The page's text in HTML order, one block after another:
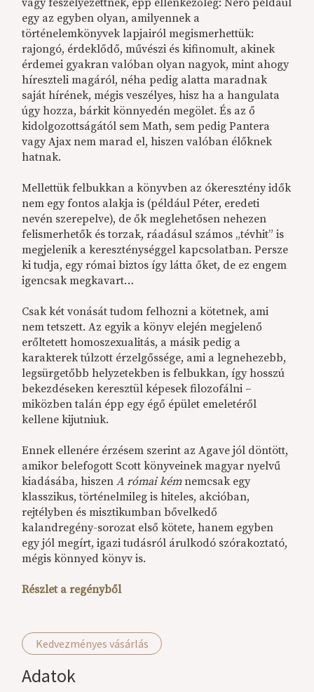
Kedvezményes vásárlás
Adatok
vagy feszélyezettnek, épp ellenkezőleg: Néró például
egy az egyben olyan, amilyennek a
történelemkönyvek lapjairól megismerhettük:
rajongó, érdeklődő, művészi és kifinomult, akinek
érdemei gyakran valóban olyan nagyok, mint ahogy
híreszteli magáról, néha pedig alatta maradnak
saját hírének, mégis veszélyes, hisz ha a hangulata
úgy hozza, bárkit könnyedén megölet. És az ő
kidolgozottságától sem Math, sem pedig Pantera
vagy Ajax nem marad el, hiszen valóban élőknek
hatnak.
Mellettük felbukkan a könyvben az ókeresztény idők
nem egy fontos alakja is (például Péter, eredeti
nevén szerepelve), de ők meglehetősen nehezen
felismerhetők és torzak, ráadásul számos „tévhit” is
megjelenik a kereszténységgel kapcsolatban. Persze
ki tudja, egy római biztos így látta őket, de ez engem
igencsak megkavart…
Csak két vonását tudom felhozni a kötetnek, ami
nem tetszett. Az egyik a könyv elején megjelenő
erőltetett homoszexualitás, a másik pedig a
karakterek túlzott érzelgőssége, ami a legnehezebb,
legsürgetőbb helyzetekben is felbukkan, így hosszú
bekezdéseken keresztül képesek filozofálni –
miközben talán épp egy égő épület emeletéről
kellene kijutniuk.
Ennek ellenére érzésem szerint az Agave jól döntött,
amikor belefogott Scott könyveinek magyar nyelvű
kiadásába, hiszenA római kémnemcsak egy
klasszikus, történelmileg is hiteles, akcióban,
rejtélyben és misztikumban bővelkedő
kalandregény-sorozat első kötete, hanem egyben
egy jól megírt, igazi tudásról árulkodó szórakoztató,
mégis könnyed könyv is.
Részlet a regényből